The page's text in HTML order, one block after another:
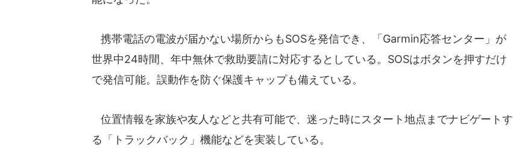
携帯電話の電波が届かない場所からもSOSを発信でき、「Garmin応答センター」が
世界中24時間、年中無休で救助要請に対応するとしている。SOSはボタンを押すだけ
で発信可能。誤動作を防ぐ保護キャップも備えている。
位置情報を家族や友人などと共有可能で、迷った時にスタート地点までナビゲートす
る「トラックバック」機能などを実装している。